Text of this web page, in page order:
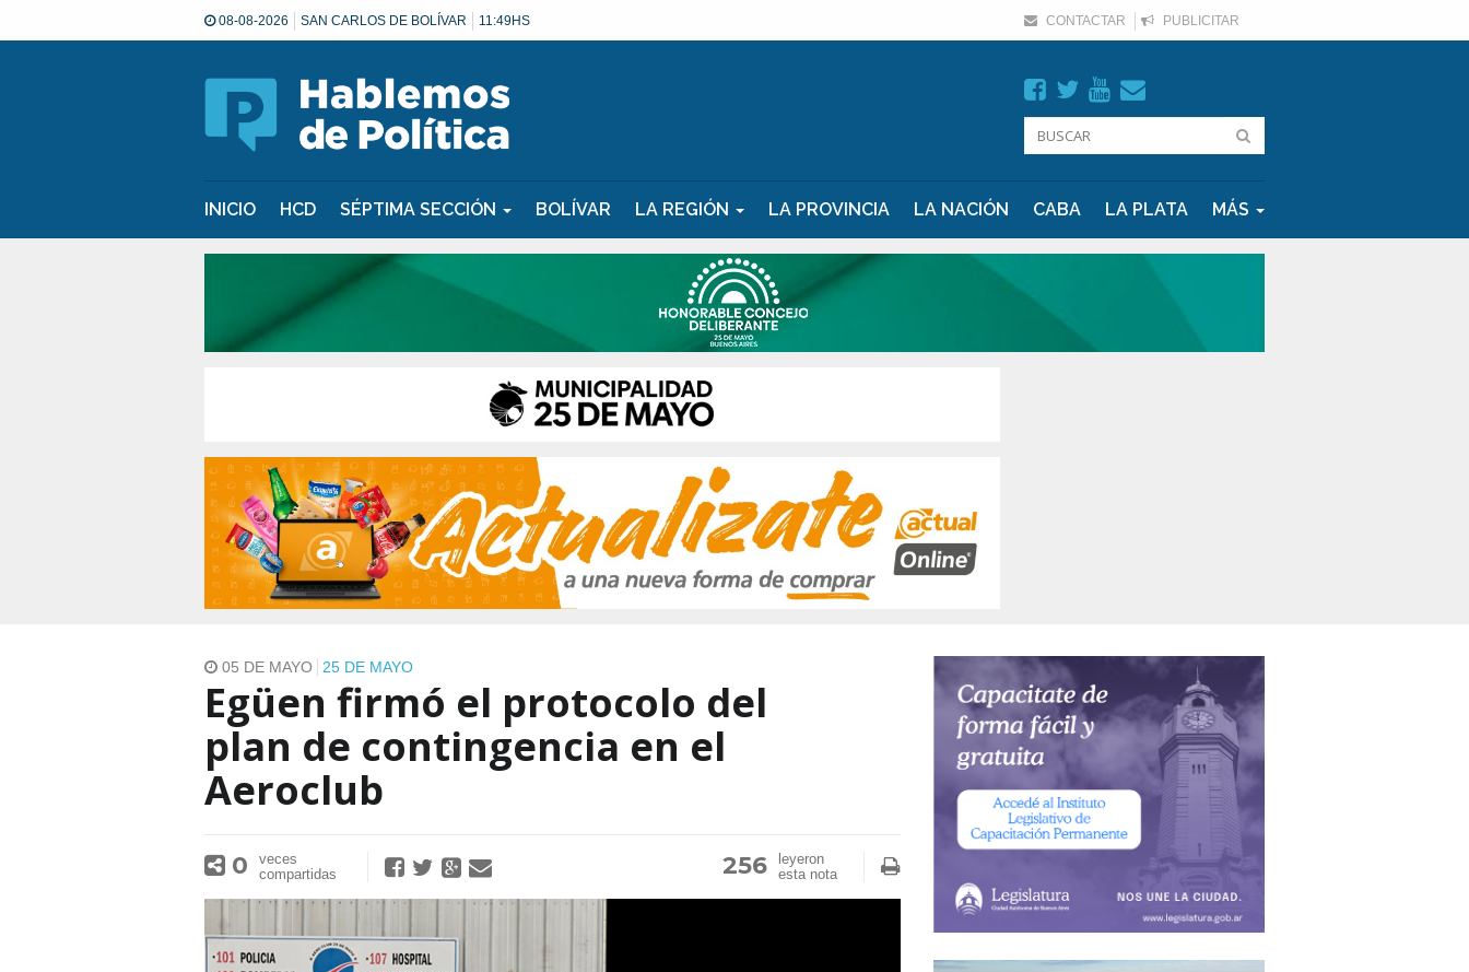
08-08-2026 SAN CARLOS DE BOLÍVAR 11:49HS CONTACTAR PUBLICITAR
INICIO HCD SÉPTIMA SECCIÓN BOLÍVAR LA REGIÓN LA PROVINCIA LA NACIÓN CABA LA PLATA MÁS
05 DE MAYO 25 DE MAYO
Egüen firmó el protocolo del
plan de contingencia en el
Aeroclub
0
veces
compartidas
256
leyeron
esta nota